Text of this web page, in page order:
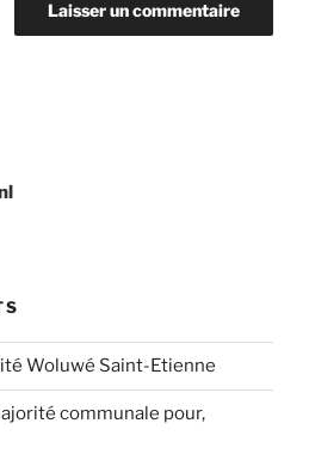
Woluwé Saint-Etienne
communale pour,